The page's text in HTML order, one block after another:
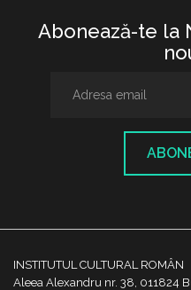
Abonează-te la
INSTITUTUL CULTURAL ROMÂN
Aleea Alexandru nr. 38, 011824